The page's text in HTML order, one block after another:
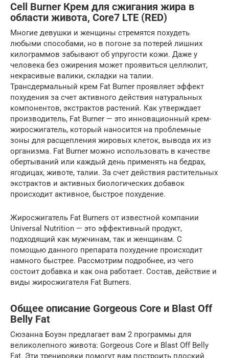
Cell Burner Крем для сжигания жира в
области живота, Core7 LTE (RED)
Многие девушки и женщины стремятся похудеть
любыми способами, но в погоне за потерей лишних
килограммов забывают об упругости кожи. Даже у
человека без ожирения может проявиться целлюлит,
некрасивые валики, складки на талии.
Трансдермальный крем Fat Burner проявляет эффект
похудения за счет активного действия натуральных
компонентов, экстрактов растений. Как утверждает
производитель, Fat Burner — это инновационный крем-
жиросжигатель, который наносится на проблемные
зоны для расщепления жировых клеток, вывода их из
организма. Fat Burner можно использовать в качестве
обертываний или каждый день применять на бедрах,
ягодицах, животе, талии. За счет действия растительных
экстрактов и активных биологических добавок
происходит активное, быстрое похудение.
Жиросжигатель Fat Burners от известной компании
Universal Nutrition — это эффективный продукт,
подходящий как мужчинам, так и женщинам. С
помощью данного препарата похудение происходит
намного быстрее. Рассмотрим подробнее, из чего
состоит добавка и как она работает. Состав, действие и
виды жиросжигателя Fat Burners.
Общее описание Gorgeous Core и Blast Off
Belly Fat
Сюзанна Боуэн предлагает вам 2 программы для
великолепного живота: Gorgeous Core и Blast Off Belly
Fat. Эти тренировки помогут вам построить плоский